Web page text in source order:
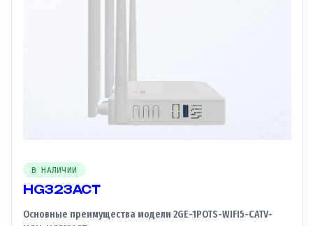
В НАЛИЧИИ
HG323ACT
Основные преимущества модели 2GE-1POTS-WIFI5-CATV-